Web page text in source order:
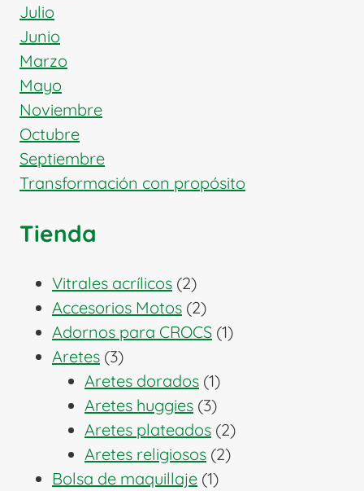
Julio
Junio
Marzo
Mayo
Noviembre
Octubre
Septiembre
Transformación con propósito
Tienda
Vitrales acrílicos 22
productos
Accesorios Motos 22
productos
Adornos para CROCS 11
Aretes 33
productos
Aretes dorados 11
producto
Aretes huggies 33
productos
Aretes plateados 22
productos
Aretes religiosos 22
Bolsa de maquillaje 11